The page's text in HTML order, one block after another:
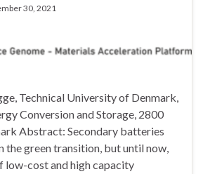
30, 2021
Technical University of Denmark,
Conversion and Storage, 2800
Abstract: Secondary batteries
the green transition, but until now,
low-cost and high capacity